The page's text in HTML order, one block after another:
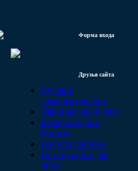
Форма входа
Друзья сайта
Лучшие
комплектующие
Официальный блог
Компьютеры в
Минске
FAQ по системе
Инструкции для
uCoz